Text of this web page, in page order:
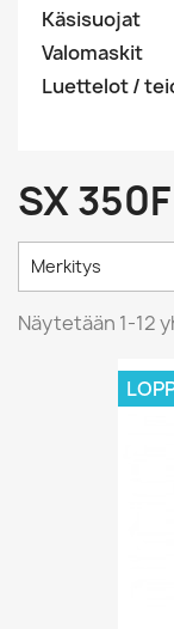
Käsisuojat
Valomaskit
Luettelot /
SX
Merkitys
Näytetään 1-12